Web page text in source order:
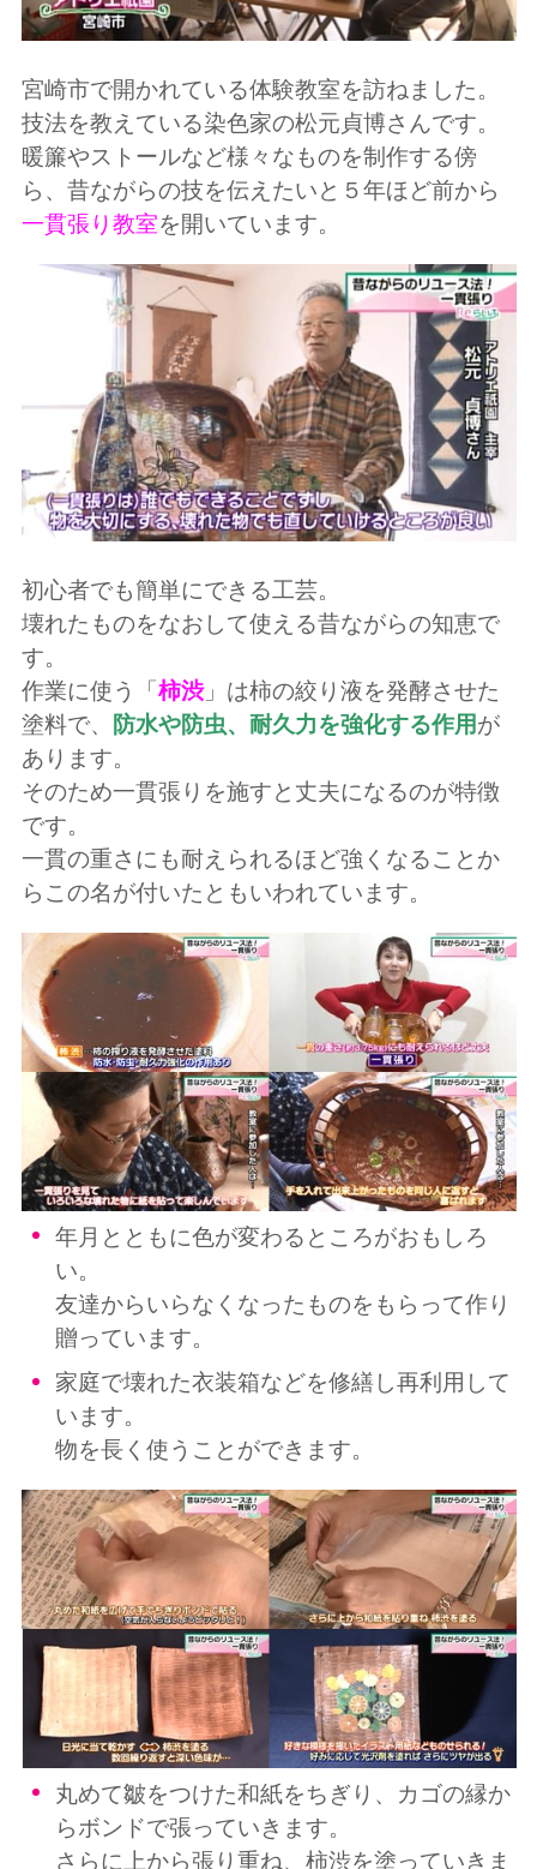
宮崎市で開かれている体験教室を訪ねました。
技法を教えている染色家の松元貞博さんです。
暖簾やストールなど様々なものを制作する傍
ら、昔ながらの技を伝えたいと５年ほど前から
一貫張り教室を開いています。
初心者でも簡単にできる工芸。
壊れたものをなおして使える昔ながらの知恵で
す。
作業に使う「柿渋」は柿の絞り液を発酵させた
塗料で、
防水や防虫、耐久力を強化する作用が
あります。
そのため一貫張りを施すと丈夫になるのが特徴
です。
一貫の重さにも耐えられるほど強くなることか
らこの名が付いたともいわれています。
年月とともに色が変わるところがおもしろ
い。
友達からいらなくなったものをもらって作り
贈っています。
家庭で壊れた衣装箱などを修繕し再利用して
います。
物を長く使うことができます。
丸めて皺をつけた和紙をちぎり、カゴの縁か
らボンドで張っていきます。
さらに上から張り重ね、柿渋を塗っていきま